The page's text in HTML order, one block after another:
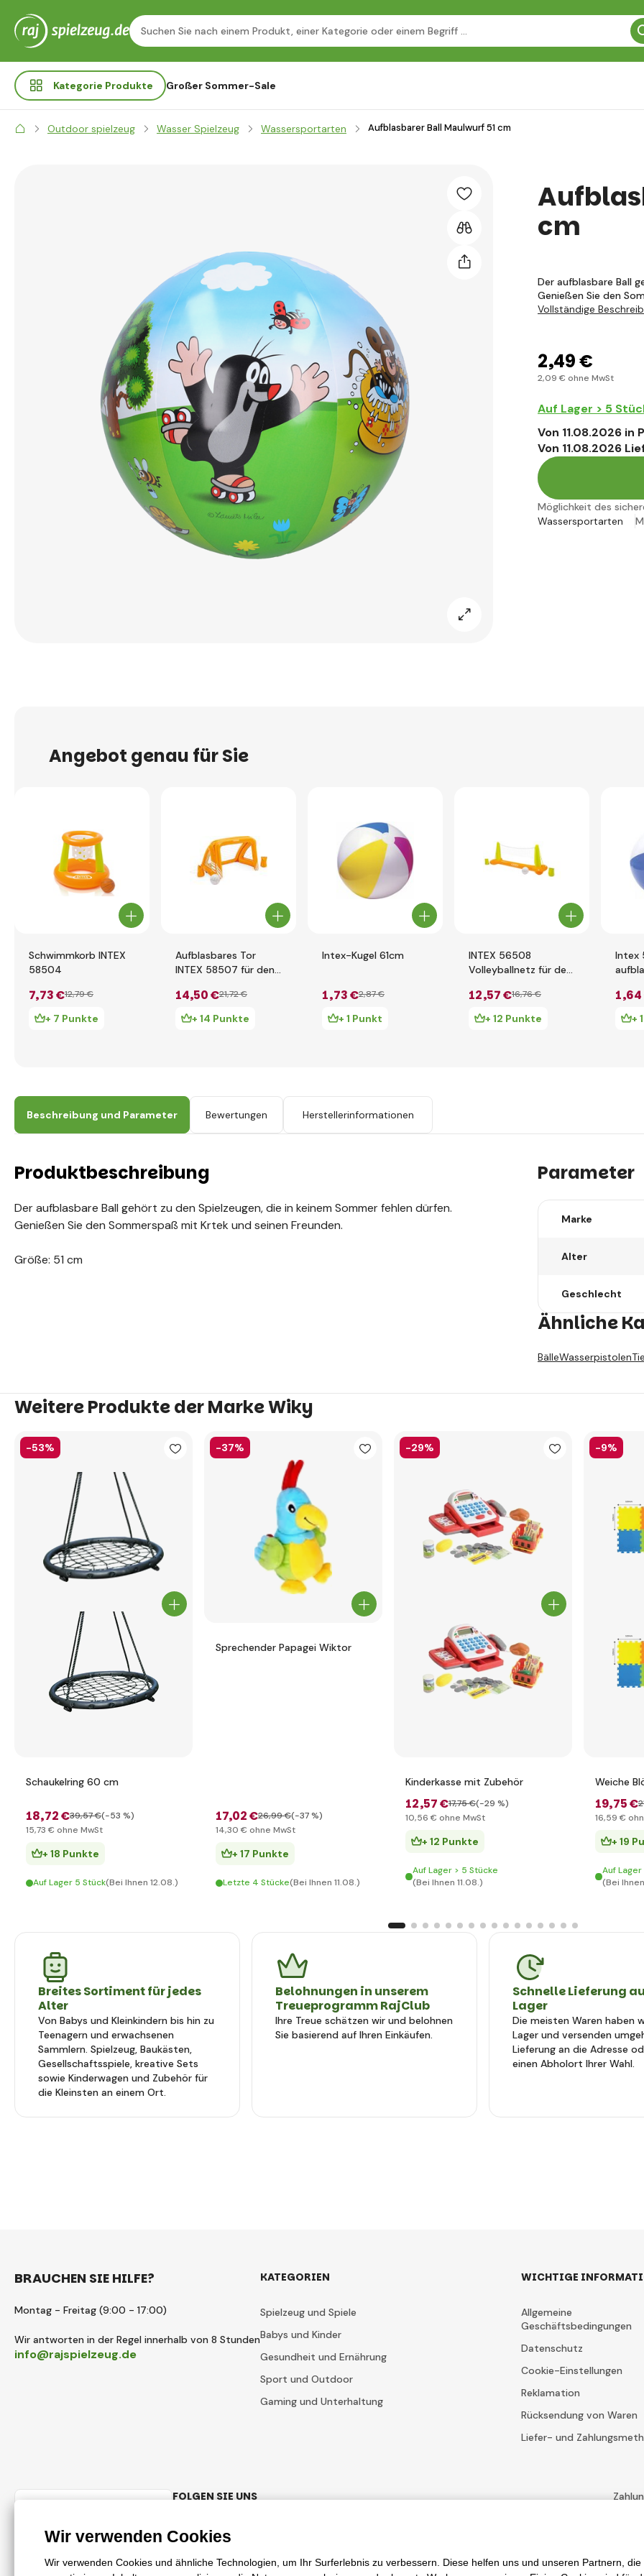
Kategorie Produkte Großer Sommer-Sale
Outdoor spielzeug Wasser Spielzeug Wassersportarten Aufblasbarer Ball Maulwurf 51 cm
cm
Der aufblasbare Ball
Genießen Sie den
Vollständige
2,49 €
2,09 € ohne MwSt
Auf Lager > 5
Von 11.08.2026 in
Von 11.08.2026
Möglichkeit des
Wassersportarten
Angebot genau für Sie
Schwimmkorb INTEX
58504
7,73 €12,79 €
+ 7 Punkte
Aufblasbares Tor
INTEX 58507 für den
14,50 €21,72 €
+ 14 Punkte
Intex-Kugel 61cm
1,73 €2,87 €
+ 1 Punkt
INTEX 56508
Volleyballnetz für den
12,57 €16,76 €
+ 12 Punkte
Intex
1
+
Beschreibung und Parameter Bewertungen Herstellerinformationen
Produktbeschreibung
Der aufblasbare Ball gehört zu den Spielzeugen, die in keinem Sommer fehlen dürfen.
Genießen Sie den Sommerspaß mit Krtek und seinen Freunden.
Größe: 51 cm
Parameter
Marke
Alter
Geschlecht
Ähnliche
BälleWasserpistolen
Weitere Produkte der Marke Wiky
-53%
Schaukelring 60 cm
18,72 €39,57 €(-53 %)
15,73 € ohne MwSt
+ 18 Punkte
Auf Lager 5 Stück(Bei Ihnen 12.08.)
-37%
Sprechender Papagei Wiktor
17,02 €26,99 €(-37 %)
14,30 € ohne MwSt
+ 17 Punkte
Letzte 4 Stücke(Bei Ihnen 11.08.)
-29%
Kinderkasse mit Zubehör
12,57 €17,75 €(-29 %)
10,56 € ohne MwSt
+ 12 Punkte
Auf Lager > 5 Stücke
(Bei Ihnen 11.08.)
-9%
Weiche
19,75 €
16,59 €
+ 19
Auf
(Bei
Breites Sortiment für jedes
Alter
Von Babys und Kleinkindern bis hin zu
Teenagern und erwachsenen
Sammlern. Spielzeug, Baukästen,
Gesellschaftsspiele, kreative Sets
sowie Kinderwagen und Zubehör für
die Kleinsten an einem Ort.
Belohnungen in unserem
Treueprogramm RajClub
Ihre Treue schätzen wir und belohnen
Sie basierend auf Ihren Einkäufen.
Schnelle Lieferung
Lager
Die meisten Waren haben
Lager und versenden
Lieferung an die Adresse
einen Abholort Ihrer Wahl.
BRAUCHEN SIE HILFE?
Montag - Freitag (9:00 - 17:00)
Wir antworten in der Regel innerhalb von 8 Stunden
info@rajspielzeug.de
KATEGORIEN
Spielzeug und Spiele
Babys und Kinder
Gesundheit und Ernährung
Sport und Outdoor
Gaming und Unterhaltung
WICHTIGE
Allgemeine
Geschäftsbedingungen
Datenschutz
Cookie-Einstellungen
Reklamation
Rücksendung von Waren
Liefer- und
FOLGEN SIE UNS